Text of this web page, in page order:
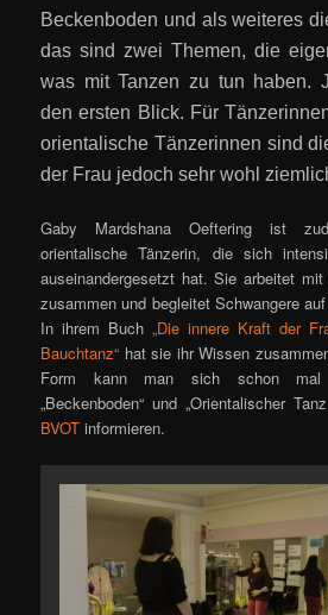
Beckenboden und als weiteres
das sind zwei Themen, die
was mit Tanzen zu tun haben.
den ersten Blick. Für
orientalische Tänzerinnen sind
der Frau jedoch sehr wohl
Gaby Mardshana Oeftering ist
orientalische Tänzerin, die sich
auseinandergesetzt hat. Sie arbeitet
zusammen und begleitet Schwangere
In ihrem Buch„Die innere Kraft der
Bauchtanz“ hat sie ihr Wissen
Form kann man sich schon mal
„Beckenboden“ und „Orientalischer
BVOT informieren.